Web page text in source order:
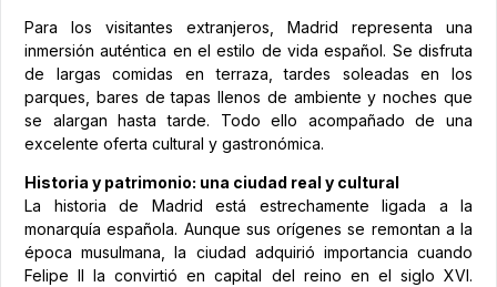
Para los visitantes extranjeros, Madrid representa una
inmersión auténtica en el estilo de vida español. Se disfruta
de largas comidas en terraza, tardes soleadas en los
parques, bares de tapas llenos de ambiente y noches que
se alargan hasta tarde. Todo ello acompañado de una
excelente oferta cultural y gastronómica.
Historia y patrimonio: una ciudad real y cultural
La historia de Madrid está estrechamente ligada a la
monarquía española. Aunque sus orígenes se remontan a la
época musulmana, la ciudad adquirió importancia cuando
Felipe II la convirtió en capital del reino en el siglo XVI.